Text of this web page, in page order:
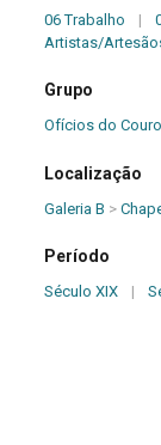
06 Trabalho |
Artistas/
Grupo
Ofícios do Couro
Localização
Galeria B >
Período
Século XIX |